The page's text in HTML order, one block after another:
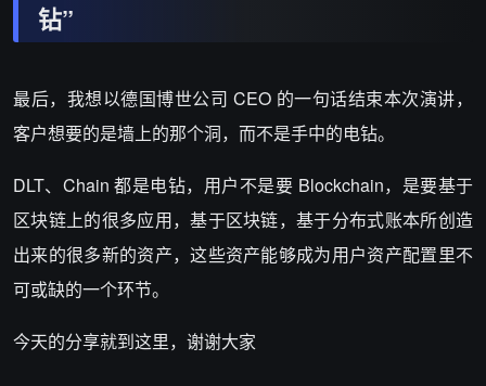
钻”
最后，我想以德国博世公司 CEO 的一句话结束本次演讲，
客户想要的是墙上的那个洞，而不是手中的电钻。
DLT、Chain 都是电钻，用户不是要 Blockchain，是要基于
区块链上的很多应用，基于区块链，基于分布式账本所创造
出来的很多新的资产，这些资产能够成为用户资产配置里不
可或缺的一个环节。
今天的分享就到这里，谢谢大家